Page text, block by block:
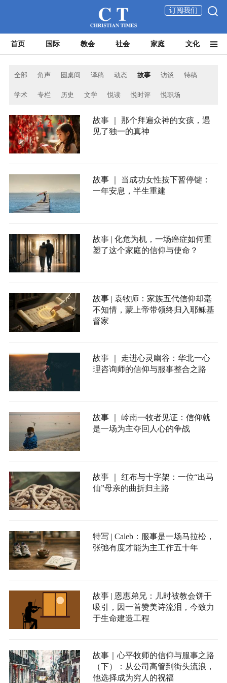
订阅我们
首页 国际 教会 社会 家庭 文化
全部 角声 圆桌间 译稿 动态 故事 访谈 特稿
学术 专栏 历史 文学 悦读 悦时评 悦职场
故事 ｜ 那个拜遍众神的女孩，遇
见了独一的真神
故事 ｜ 当成功女性按下暂停键：
一年安息，半生重建
故事 | 化危为机，一场癌症如何重
塑了这个家庭的信仰与使命？
故事 | 袁牧师：家族五代信仰却毫
不知情，蒙上帝带领终归入耶稣基
督家
故事 ｜ 走进心灵幽谷：华北一心
理咨询师的信仰与服事整合之路
故事 ｜ 岭南一牧者见证：信仰就
是一场为主夺回人心的争战
故事 ｜ 红布与十字架：一位“出马
仙”母亲的曲折归主路
特写 | Caleb：服事是一场马拉松，
张弛有度才能为主工作五十年
故事 | 恩惠弟兄：儿时被教会饼干
吸引，因一首赞美诗流泪，今致力
于生命建造工程
故事｜心平牧师的信仰与服事之路
（下）：从公司高管到街头流浪，
他选择成为穷人的祝福